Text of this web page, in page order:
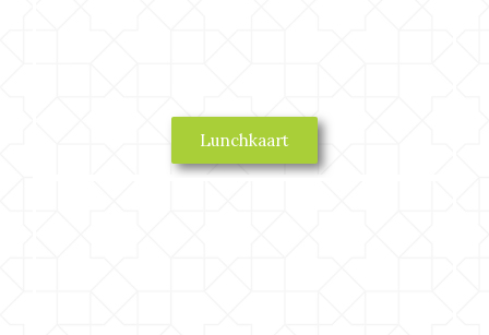
Lunchkaart